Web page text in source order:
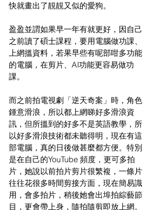
快就畫出了靚靚又似的愛狗。
盈盈並謂如果早一年有就更好，因自己
之前讀了碩士課程，要用電腦做功課、
上網搵資料，若果早些有呢部咁多功能
的電腦，在剪片、AI功能更容易做功
課。
而之前拍電視劇「逆天奇案」時，角色
鍾意滑浪，所以都上網睇好多滑浪資
訊，但所搵到的好多不是英語教學，所
以好多滑浪技術都未聽得明，現在有這
部電腦，真的日後做甚麼都方便。特別
是在自己的YouTube 頻度，更可多拍
片，她說以前拍片剪片很繁複，一條片
往往花很多時間剪接方面，現在簡易識
用，會多拍片，稍後她會出埠拍綜藝節
目，更會帶上身，隨拍隨剪即放上網。